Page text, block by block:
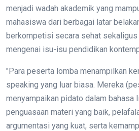
menjadi wadah akademik yang
mahasiswa dari berbagai latar
berkompetisi secara sehat sekaligus
mengenai isu-isu pendidikan
"Para peserta lomba menampilkan
speaking yang luar biasa. Mereka
menyampaikan pidato dalam bahasa
penguasaan materi yang baik,
argumentasi yang kuat, serta